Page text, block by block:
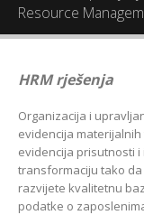
Resource
HRM rješenja
Organizacija i
evidencija
evidencija prisutnosti
transformaciju tako
razvijete kvalitetnu
podatke o